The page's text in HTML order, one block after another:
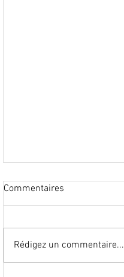
Commentaires
Rédigez un commentaire...